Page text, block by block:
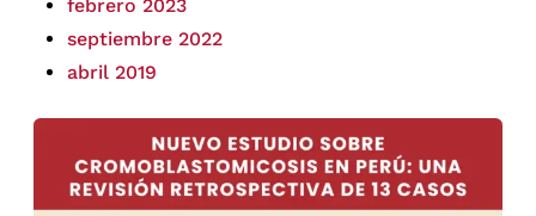
febrero 2023
septiembre 2022
abril 2019